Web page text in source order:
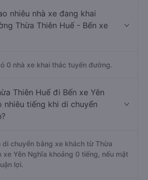
nhiêu nhà xe đang khai
Thừa Thiên Huế - Bến xe
0 nhà xe khai thác tuyến đường.
Thiên Huế đi Bến xe Yên
nhiêu tiếng khi di chuyển
di chuyển bằng xe khách từ Thừa
xe Yên Nghĩa khoảng 0 tiếng, nếu mật
lợi.